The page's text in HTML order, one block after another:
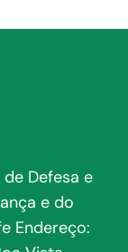
Defesa e
e do
Endereço: